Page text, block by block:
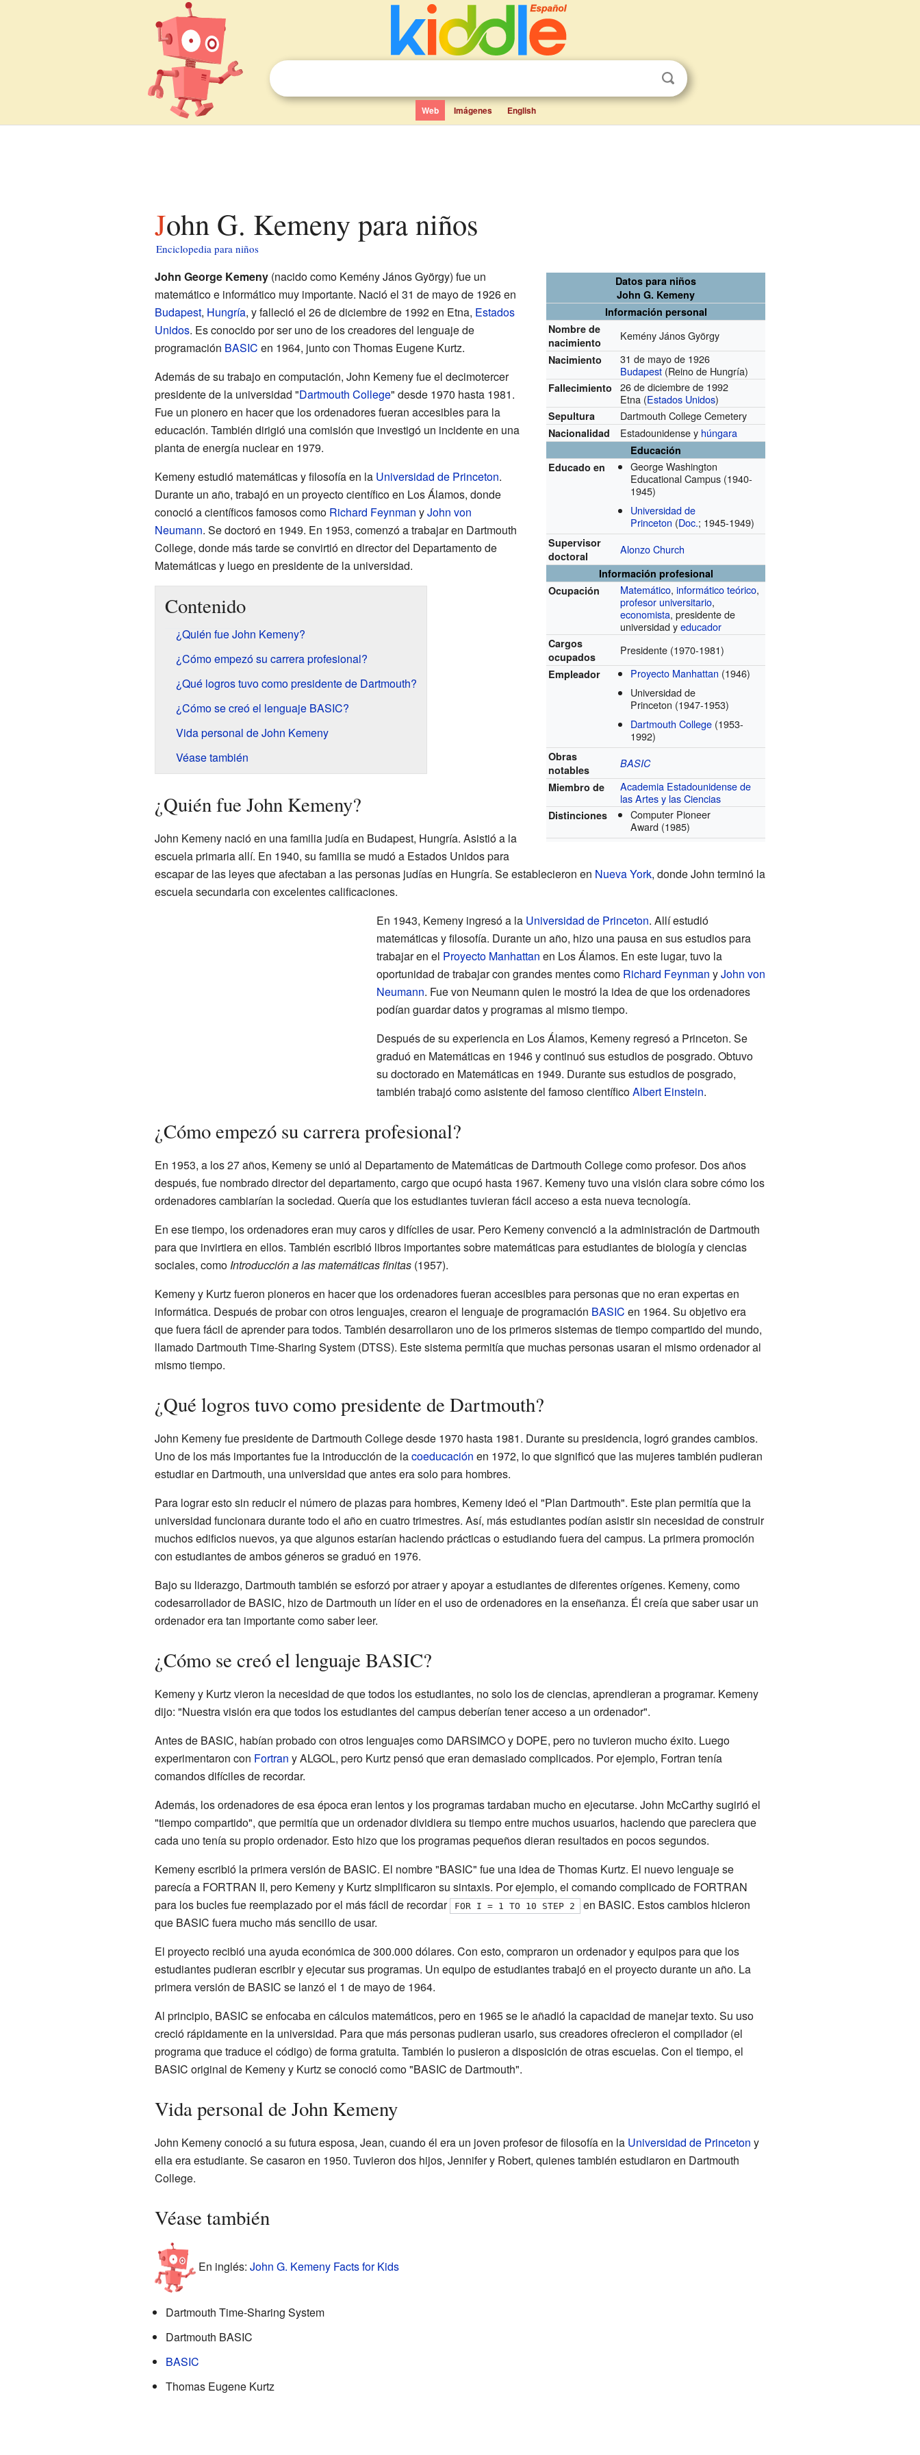
Web Imágenes English
John G. Kemeny para niños
Enciclopedia para niños
Datos para niños
John G. Kemeny
Información personal
Nombre de
nacimiento
Kemény János György
Nacimiento
31 de mayo de 1926
Budapest (Reino de Hungría)
Fallecimiento
26 de diciembre de 1992
Etna (Estados Unidos)
Sepultura Dartmouth College Cemetery
Nacionalidad Estadounidense y húngara
Educación
Educado en
George Washington
Educational Campus (1940-
1945)
Universidad de
Princeton (Doc.; 1945-1949)
Supervisor
doctoral
Alonzo Church
Información profesional
Ocupación
Matemático,informático teórico,
profesor universitario,
economista, presidente de
universidad yeducador
Cargos
ocupados
Presidente (1970-1981)
Empleador Proyecto Manhattan (1946)
Universidad de
Princeton (1947-1953)
Dartmouth College (1953-
1992)
Obras
notables
BASIC
Miembro de
Academia Estadounidense de
las Artes y las Ciencias
Distinciones
Computer Pioneer
Award (1985)
John George Kemeny(nacido como Kemény János György) fue un
matemático e informático muy importante. Nació el 31 de mayo de 1926 en
Budapest, Hungría, y falleció el 26 de diciembre de 1992 en Etna, Estados
Unidos. Es conocido por ser uno de los creadores del lenguaje de
programación BASIC en 1964, junto con Thomas Eugene Kurtz.
Además de su trabajo en computación, John Kemeny fue el decimotercer
presidente de la universidad "Dartmouth College" desde 1970 hasta 1981.
Fue un pionero en hacer que los ordenadores fueran accesibles para la
educación. También dirigió una comisión que investigó un incidente en una
planta de energía nuclear en 1979.
Kemeny estudió matemáticas y filosofía en la Universidad de Princeton.
Durante un año, trabajó en un proyecto científico en Los Álamos, donde
conoció a científicos famosos como Richard Feynman yJohn von
Neumann. Se doctoró en 1949. En 1953, comenzó a trabajar en Dartmouth
College, donde más tarde se convirtió en director del Departamento de
Matemáticas y luego en presidente de la universidad.
Contenido
¿Quién fue John Kemeny?
¿Cómo empezó su carrera profesional?
¿Qué logros tuvo como presidente de Dartmouth?
¿Cómo se creó el lenguaje BASIC?
Vida personal de John Kemeny
Véase también
¿Quién fue John Kemeny?
John Kemeny nació en una familia judía en Budapest, Hungría. Asistió a la
escuela primaria allí. En 1940, su familia se mudó a Estados Unidos para
escapar de las leyes que afectaban a las personas judías en Hungría. Se establecieron en Nueva York, donde John terminó la
escuela secundaria con excelentes calificaciones.
En 1943, Kemeny ingresó a la Universidad de Princeton. Allí estudió
matemáticas y filosofía. Durante un año, hizo una pausa en sus estudios para
trabajar en el Proyecto Manhattan en Los Álamos. En este lugar, tuvo la
oportunidad de trabajar con grandes mentes como Richard Feynman yJohn von
Neumann. Fue von Neumann quien le mostró la idea de que los ordenadores
podían guardar datos y programas al mismo tiempo.
Después de su experiencia en Los Álamos, Kemeny regresó a Princeton. Se
graduó en Matemáticas en 1946 y continuó sus estudios de posgrado. Obtuvo
su doctorado en Matemáticas en 1949. Durante sus estudios de posgrado,
también trabajó como asistente del famoso científicoAlbert Einstein.
¿Cómo empezó su carrera profesional?
En 1953, a los 27 años, Kemeny se unió al Departamento de Matemáticas de Dartmouth College como profesor. Dos años
después, fue nombrado director del departamento, cargo que ocupó hasta 1967. Kemeny tuvo una visión clara sobre cómo los
ordenadores cambiarían la sociedad. Quería que los estudiantes tuvieran fácil acceso a esta nueva tecnología.
En ese tiempo, los ordenadores eran muy caros y difíciles de usar. Pero Kemeny convenció a la administración de Dartmouth
para que invirtiera en ellos. También escribió libros importantes sobre matemáticas para estudiantes de biología y ciencias
sociales, como Introducción a las matemáticas finitas(1957).
Kemeny y Kurtz fueron pioneros en hacer que los ordenadores fueran accesibles para personas que no eran expertas en
informática. Después de probar con otros lenguajes, crearon el lenguaje de programación BASIC en 1964. Su objetivo era
que fuera fácil de aprender para todos. También desarrollaron uno de los primeros sistemas de tiempo compartido del mundo,
llamado Dartmouth Time-Sharing System (DTSS). Este sistema permitía que muchas personas usaran el mismo ordenador al
mismo tiempo.
¿Qué logros tuvo como presidente de Dartmouth?
John Kemeny fue presidente de Dartmouth College desde 1970 hasta 1981. Durante su presidencia, logró grandes cambios.
Uno de los más importantes fue la introducción de lacoeducación en 1972, lo que significó que las mujeres también pudieran
estudiar en Dartmouth, una universidad que antes era solo para hombres.
Para lograr esto sin reducir el número de plazas para hombres, Kemeny ideó el "Plan Dartmouth". Este plan permitía que la
universidad funcionara durante todo el año en cuatro trimestres. Así, más estudiantes podían asistir sin necesidad de construir
muchos edificios nuevos, ya que algunos estarían haciendo prácticas o estudiando fuera del campus. La primera promoción
con estudiantes de ambos géneros se graduó en 1976.
Bajo su liderazgo, Dartmouth también se esforzó por atraer y apoyar a estudiantes de diferentes orígenes. Kemeny, como
codesarrollador de BASIC, hizo de Dartmouth un líder en el uso de ordenadores en la enseñanza. Él creía que saber usar un
ordenador era tan importante como saber leer.
¿Cómo se creó el lenguaje BASIC?
Kemeny y Kurtz vieron la necesidad de que todos los estudiantes, no solo los de ciencias, aprendieran a programar. Kemeny
dijo: "Nuestra visión era que todos los estudiantes del campus deberían tener acceso a un ordenador".
Antes de BASIC, habían probado con otros lenguajes como DARSIMCO y DOPE, pero no tuvieron mucho éxito. Luego
experimentaron con Fortran y ALGOL, pero Kurtz pensó que eran demasiado complicados. Por ejemplo, Fortran tenía
comandos difíciles de recordar.
Además, los ordenadores de esa época eran lentos y los programas tardaban mucho en ejecutarse. John McCarthy sugirió el
"tiempo compartido", que permitía que un ordenador dividiera su tiempo entre muchos usuarios, haciendo que pareciera que
cada uno tenía su propio ordenador. Esto hizo que los programas pequeños dieran resultados en pocos segundos.
Kemeny escribió la primera versión de BASIC. El nombre "BASIC" fue una idea de Thomas Kurtz. El nuevo lenguaje se
parecía a FORTRAN II, pero Kemeny y Kurtz simplificaron su sintaxis. Por ejemplo, el comando complicado de FORTRAN
para los bucles fue reemplazado por el más fácil de recordar
FOR I = 1 TO 10 STEP 2
en BASIC. Estos cambios hicieron
que BASIC fuera mucho más sencillo de usar.
El proyecto recibió una ayuda económica de 300.000 dólares. Con esto, compraron un ordenador y equipos para que los
estudiantes pudieran escribir y ejecutar sus programas. Un equipo de estudiantes trabajó en el proyecto durante un año. La
primera versión de BASIC se lanzó el 1 de mayo de 1964.
Al principio, BASIC se enfocaba en cálculos matemáticos, pero en 1965 se le añadió la capacidad de manejar texto. Su uso
creció rápidamente en la universidad. Para que más personas pudieran usarlo, sus creadores ofrecieron el compilador (el
programa que traduce el código) de forma gratuita. También lo pusieron a disposición de otras escuelas. Con el tiempo, el
BASIC original de Kemeny y Kurtz se conoció como "BASIC de Dartmouth".
Vida personal de John Kemeny
John Kemeny conoció a su futura esposa, Jean, cuando él era un joven profesor de filosofía en la Universidad de Princeton y
ella era estudiante. Se casaron en 1950. Tuvieron dos hijos, Jennifer y Robert, quienes también estudiaron en Dartmouth
College.
Véase también
En inglés: John G. Kemeny Facts for Kids
Dartmouth Time-Sharing System
Dartmouth BASIC
BASIC
Thomas Eugene Kurtz